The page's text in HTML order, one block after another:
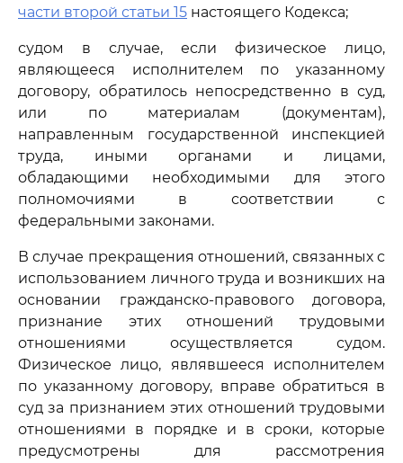
части второй статьи 15 настоящего Кодекса;
судом в случае, если физическое лицо,
являющееся исполнителем по указанному
договору, обратилось непосредственно в суд,
или по материалам (документам),
направленным государственной инспекцией
труда, иными органами и лицами,
обладающими необходимыми для этого
полномочиями в соответствии с
федеральными законами.
В случае прекращения отношений, связанных с
использованием личного труда и возникших на
основании гражданско-правового договора,
признание этих отношений трудовыми
отношениями осуществляется судом.
Физическое лицо, являвшееся исполнителем
по указанному договору, вправе обратиться в
суд за признанием этих отношений трудовыми
отношениями в порядке и в сроки, которые
предусмотрены для рассмотрения